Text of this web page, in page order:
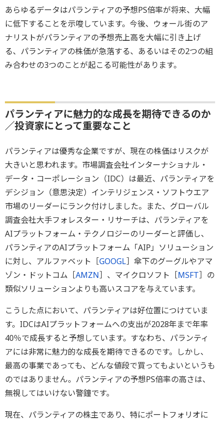
あらゆるデータはパランティアの予想PS倍率が将来、大幅
に低下することを示唆しています。今後、ウォール街のア
ナリストがパランティアの予想売上高を大幅に引き上げ
る、パランティアの株価が急落する、あるいはその2つの組
み合わせの3つのことが起こる可能性があります。
パランティアに魅力的な成長を期待できるのか
／投資家にとって重要なこと
パランティアは優秀な企業ですが、現在の株価はリスクが
大きいと思われます。市場調査会社インターナショナル・
データ・コーポレーション（IDC）は最近、パランティアを
デシジョン（意思決定）インテリジェンス・ソフトウエア
市場のリーダーにランク付けしました。また、グローバル
調査会社大手フォレスター・リサーチは、パランティアを
AIプラットフォーム・テクノロジーのリーダーと評価し、
パランティアのAIプラットフォーム「AIP」ソリューション
に対し、アルファベット［GOOGL］傘下のグーグルやアマ
ゾン・ドットコム［AMZN］、マイクロソフト［MSFT］の
類似ソリューションよりも高いスコアを与えています。
こうした点において、パランティアは好位置につけていま
す。IDCはAIプラットフォームへの支出が2028年まで年率
40％で成長すると予想しています。すなわち、パランティ
アには非常に魅力的な成長を期待できるのです。しかし、
最高の事業であっても、どんな値段で買ってもよいというも
のではありません。パランティアの予想PS倍率の高さは、
無視してはいけない警鐘です。
現在、パランティアの株主であり、特にポートフォリオに